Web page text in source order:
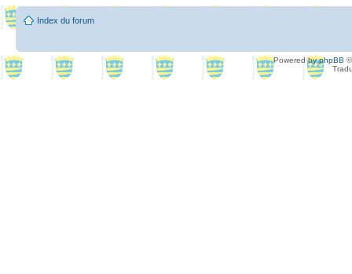
Index du forum
Powered byphpBB